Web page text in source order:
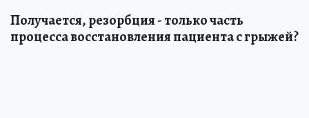
Получается, резорбция - только часть
процесса восстановления пациента с грыжей?